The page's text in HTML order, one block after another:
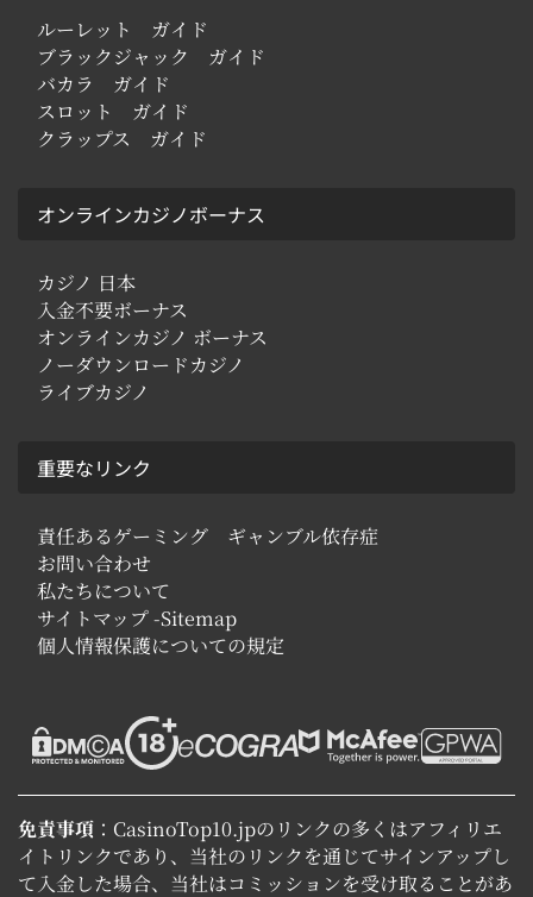
ルーレット ガイド
ブラックジャック ガイド
バカラ ガイド
スロット ガイド
クラップス ガイド
オンラインカジノボーナス
カジノ 日本
入金不要ボーナス
オンラインカジノ ボーナス
ノーダウンロードカジノ
ライブカジノ
重要なリンク
責任あるゲーミング ギャンブル依存症
お問い合わせ
私たちについて
サイトマップ -Sitemap
個人情報保護についての規定
免責事項 ：CasinoTop10.jpのリンクの多くはアフィリエ
イトリンクであり、当社のリンクを通じてサインアップし
て入金した場合、当社はコミッションを受け取ることがあ